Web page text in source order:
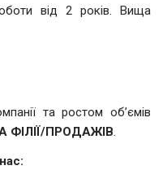
від 2 років. Вища
та ростом об’ємів
ФІЛІЇ/ПРОДАЖІВ.